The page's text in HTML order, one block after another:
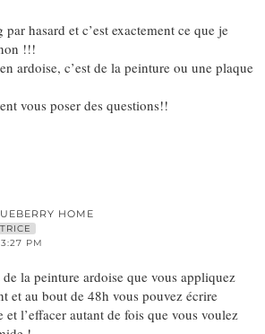
hasard et c’est exactement ce que je
!!!
ardoise, c’est de la peinture ou une plaque
vous poser des questions!!
HOME
PM
la peinture ardoise que vous appliquez
et au bout de 48h vous pouvez écrire
et l’effacer autant de fois que vous voulez